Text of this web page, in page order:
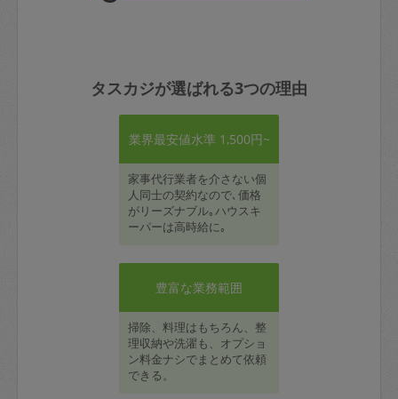
タスカジが選ばれる3つの理由
業界最安値水準 1,500円~
家事代行業者を介さない個
人同士の契約なので､価格
がリーズナブル｡ハウスキ
ーパーは高時給に｡
豊富な業務範囲
掃除、料理はもちろん、整
理収納や洗濯も、オプショ
ン料金ナシでまとめて依頼
できる。